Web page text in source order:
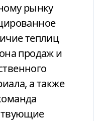
рынку
теплиц
продаж и
а также